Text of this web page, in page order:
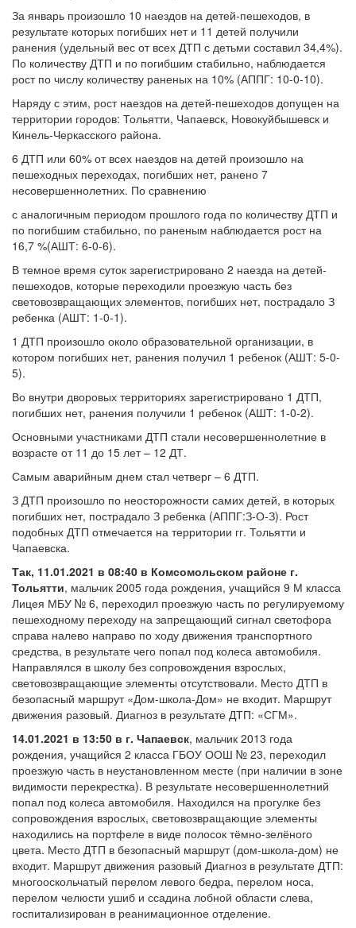
За январь произошло 10 наездов на детей-пешеходов, в
результате которых погибших нет и 11 детей получили
ранения (удельный вес от всех ДТП с детьми составил 34,4%).
По количеству ДТП и по погибшим стабильно, наблюдается
рост по числу количеству раненых на 10% (АППГ: 10-0-10).
Наряду с этим, рост наездов на детей-пешеходов допущен на
территории городов: Тольятти, Чапаевск, Новокуйбышевск и
Кинель-Черкасского района.
6 ДТП или 60% от всех наездов на детей произошло на
пешеходных переходах, погибших нет, ранено 7
несовершеннолетних. По сравнению
с аналогичным периодом прошлого года по количеству ДТП и
по погибшим стабильно, по раненым наблюдается рост на
16,7 %(АШТ: 6-0-6).
В темное время суток зарегистрировано 2 наезда на детей-
пешеходов, которые переходили проезжую часть без
световозвращающих элементов, погибших нет, пострадало З
ребенка (АШТ: 1-0-1).
1 ДТП произошло около образовательной организации, в
котором погибших нет, ранения получил 1 ребенок (АШТ: 5-0-
5).
Во внутри дворовых территориях зарегистрировано 1 ДТП,
погибших нет, ранения получили 1 ребенок (АШТ: 1-0-2).
Основными участниками ДТП стали несовершеннолетние в
возрасте от 11 до 15 лет – 12 ДТ.
Самым аварийным днем стал четверг – 6 ДТП.
З ДТП произошло по неосторожности самих детей, в которых
погибших нет, пострадало З ребенка (АППГ:З-О-З). Рост
подобных ДТП отмечается на территории гг. Тольятти и
Чапаевска.
Так, 11.01.2021 в 08:40 в Комсомольском районе г.
Тольятти, мальчик 2005 года рождения, учащийся 9 М класса
Лицея МБУ № 6, переходил проезжую часть по регулируемому
пешеходному переходу на запрещающий сигнал светофора
справа налево направо по ходу движения транспортного
средства, в результате чего попал под колеса автомобиля.
Направлялся в школу без сопровождения взрослых,
световозвращающие элементы отсутствовали. Место ДТП в
безопасный маршрут «Дом-школа-Дом» не входит. Маршрут
движения разовый. Диагноз в результате ДТП: «СГМ».
14.01.2021 в 13:50 в г. Чапаевск, мальчик 2013 года
рождения, учащийся 2 класса ГБОУ ООШ № 23, переходил
проезжую часть в неустановленном месте (при наличии в зоне
видимости перекрестка). В результате несовершеннолетний
попал под колеса автомобиля. Находился на прогулке без
сопровождения взрослых, световозвращающие элементы
находились на портфеле в виде полосок тёмно-зелёного
цвета. Место ДТП в безопасный маршрут (дом-школа-дом) не
входит. Маршрут движения разовый Диагноз в результате ДТП:
многооскольчатый перелом левого бедра, перелом носа,
перелом челюсти ушиб и ссадина лобной области слева,
госпитализирован в реанимационное отделение.